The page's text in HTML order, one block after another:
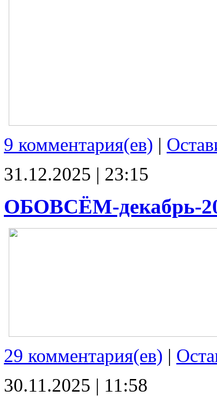
9 комментария(ев) |
31.12.2025 | 23:15
ОБОВСЁМ-декабрь-
29 комментария(ев) |
30.11.2025 | 11:58